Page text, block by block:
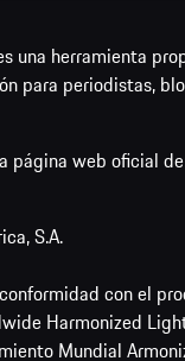
una herramienta
para periodistas,
página web oficial
S.A.
con el
Harmonized
Mundial